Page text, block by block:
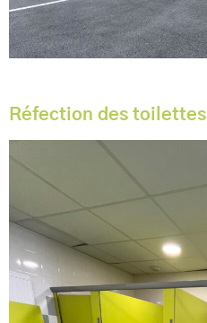
Réfection des toilettes